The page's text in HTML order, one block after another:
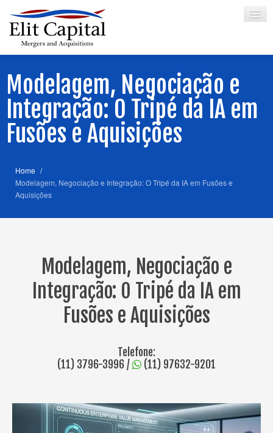
HOME
SOBRE
Modelagem, Negociação e
Integração: O Tripé da IA em
Fusões e Aquisições
Home /
Modelagem, Negociação e Integração: O Tripé da IA em Fusões e
Aquisições
Modelagem, Negociação e
Integração: O Tripé da IA em
Fusões e Aquisições
Telefone:
(11) 3796-3996/ (11) 97632-9201